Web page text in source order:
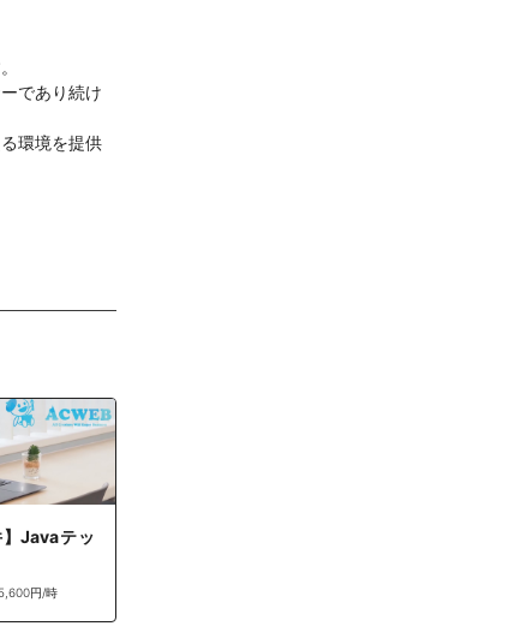
であり続け
環境を提供
】Javaテッ
円/時